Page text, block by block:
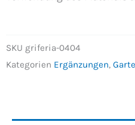
SKU griferia-0404
Kategorien Ergänzungen,